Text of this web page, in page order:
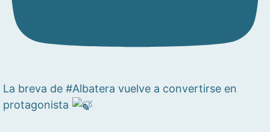
La breva de #Albatera vuelve a convertirse en
protagonista